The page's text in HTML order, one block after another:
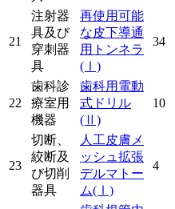
21
注射器
具及び
穿刺器
具
再使用可能
な皮下導通
用トンネラ
(Ⅰ)
34
22
歯科診
療室用
機器
歯科用電動
式ドリル
(Ⅱ)
10
23
切断、
絞断及
び切削
器具
人工皮膚メ
ッシュ拡張
デルマトー
ム(Ⅰ)
4